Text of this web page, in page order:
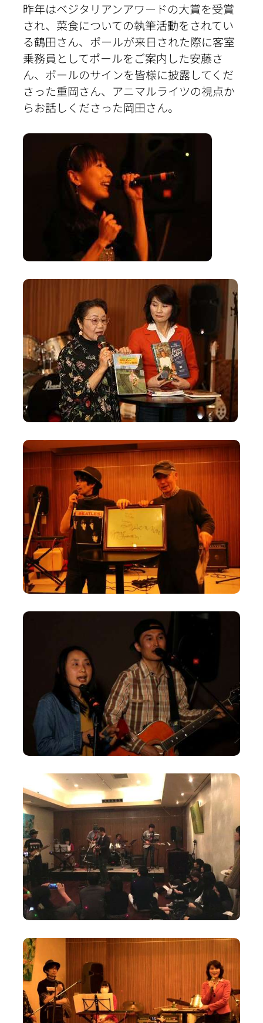
昨年はベジタリアンアワードの大賞を受賞
され、菜食についての執筆活動をされてい
る鶴田さん、ポールが来日された際に客室
乗務員としてポールをご案内した安藤さ
ん、ポールのサインを皆様に披露してくだ
さった重岡さん、アニマルライツの視点か
らお話しくださった岡田さん。